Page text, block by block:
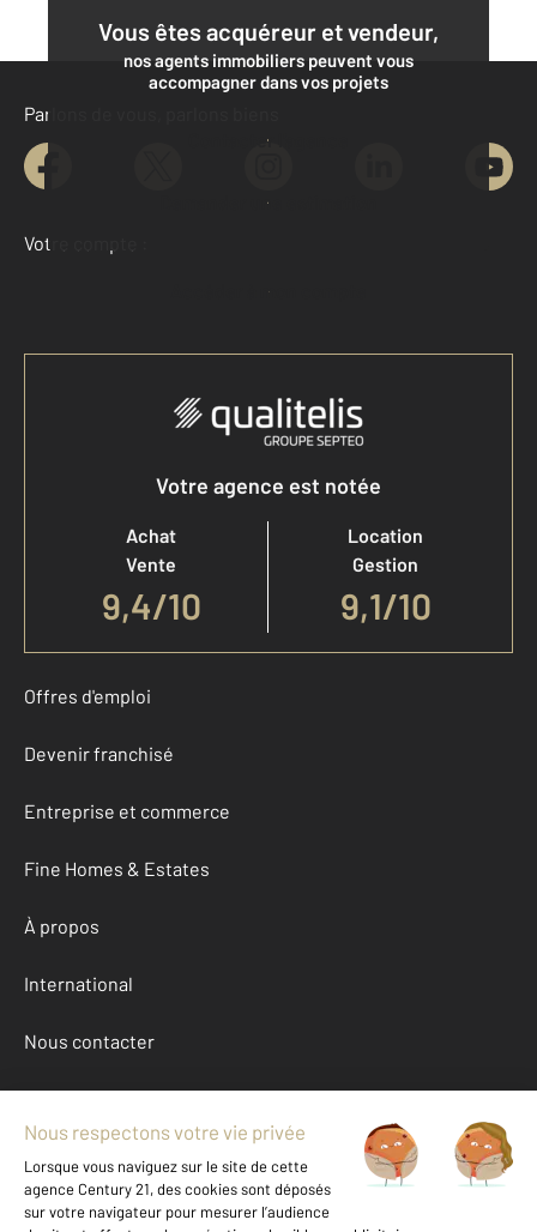
Vous êtes acquéreur et vendeur,
nos agents immobiliers peuvent vous
accompagner dans vos projets
Contacter l'agence
Demander une estimation
Parlons de vous, parlons biens
Votre compte :
Accéder à mon compte
Votre agence est notée
Achat
Vente
9,4/10
Location
Gestion
9,1/10
Offres d'emploi
Devenir franchisé
Entreprise et commerce
Fine Homes & Estates
À propos
International
Nous contacter
Mentions légales & CGU et Barèmes d'honoraires
Données personnelles
Gestionnaire des cookies